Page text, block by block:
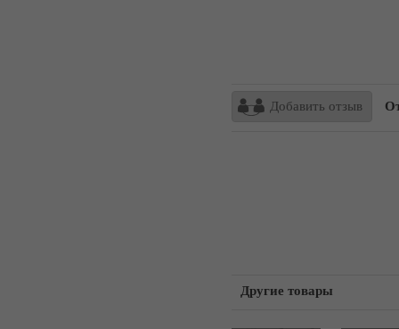
Добавить отзыв
Другие товары